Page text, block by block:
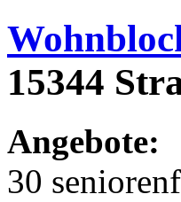
15344
Angebote:
30